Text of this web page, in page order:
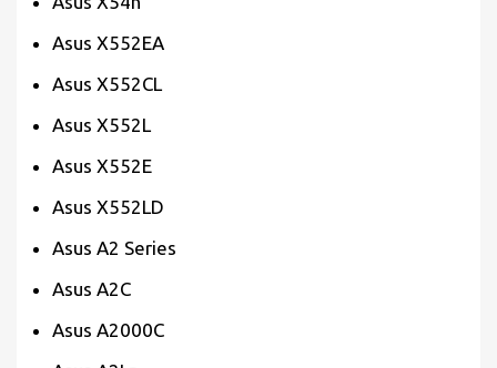
Asus X552EA
Asus X552CL
Asus X552L
Asus X552E
Asus X552LD
Asus A2 Series
Asus A2C
Asus A2000C